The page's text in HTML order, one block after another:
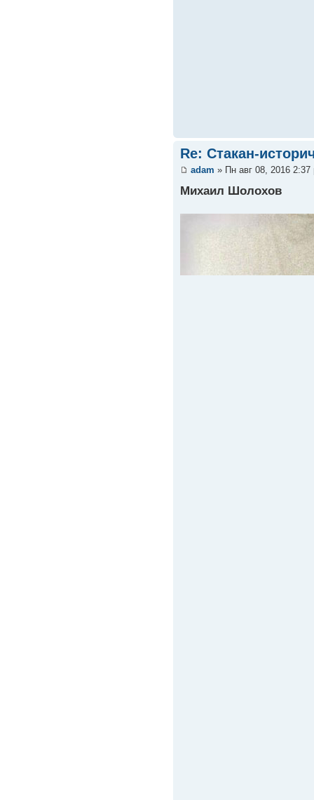
Re: Стакан-
adam » Пн авг 08, 2016 2:37
Михаил Шолохов